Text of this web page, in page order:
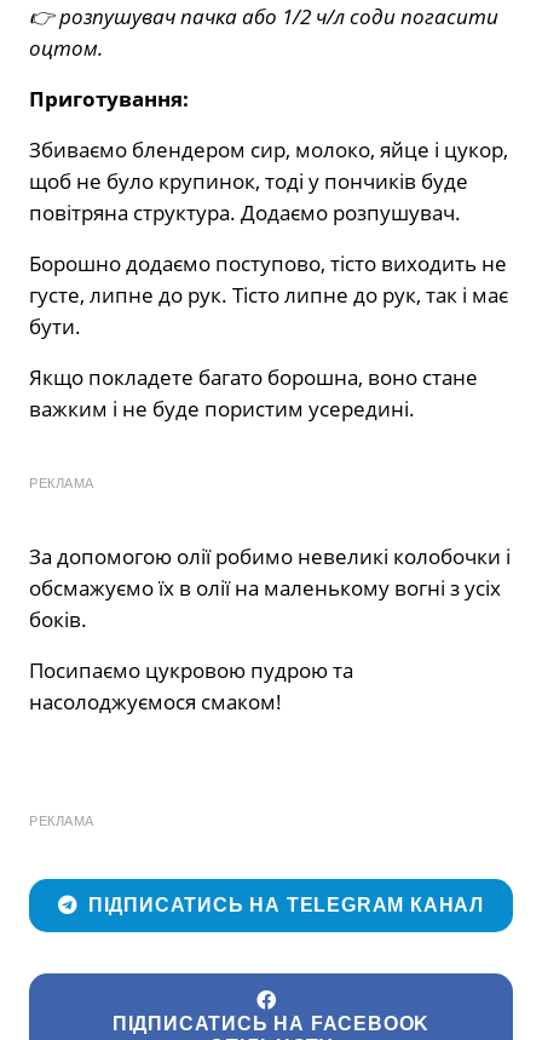
👉 розпушувач пачка або 1/2 ч/л соди погасити
оцтом.
Приготування:
Збиваємо блендером сир, молоко, яйце і цукор,
щоб не було крупинок, тоді у пончиків буде
повітряна структура. Додаємо розпушувач.
Борошно додаємо поступово, тісто виходить не
густе, липне до рук. Тісто липне до рук, так і має
бути.
Якщо покладете багато борошна, воно стане
важким і не буде пористим усередині.
РЕКЛАМА
За допомогою олії робимо невеликі колобочки і
обсмажуємо їх в олії на маленькому вогні з усіх
боків.
Посипаємо цукровою пудрою та
насолоджуємося смаком!
РЕКЛАМА
ПІДПИСАТИСЬ НА TELEGRAM КАНАЛ
ПІДПИСАТИСЬ НА FACEBOOK